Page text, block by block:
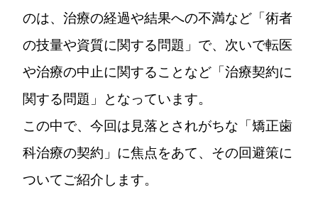
のは、治療の経過や結果への不満など「術者
の技量や資質に関する問題」で、次いで転医
や治療の中止に関することなど「治療契約に
関する問題」となっています。
この中で、今回は見落とされがちな「矯正歯
科治療の契約」に焦点をあて、その回避策に
ついてご紹介します。